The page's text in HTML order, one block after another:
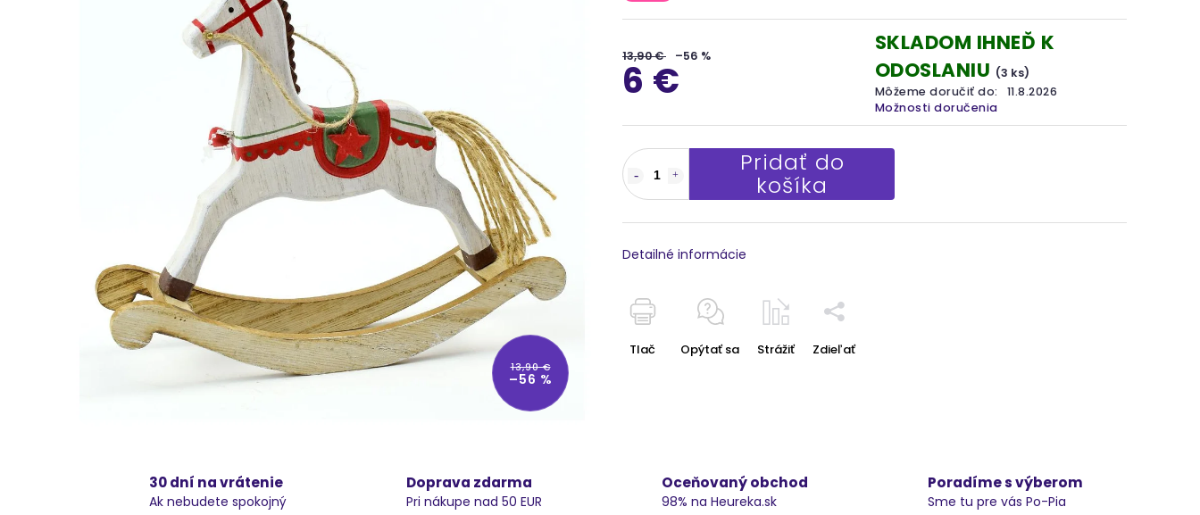
13,90 €
–56 %
13,90 € –56 %
6 €
SKLADOM IHNEĎ K
ODOSLANIU (3 ks)
Môžeme doručiť do:
11.8.2026
Možnosti doručenia
Pridať do
košíka
Detailné informácie
Tlač Opýtať sa Strážiť Zdieľať
30 dní na vrátenie
Ak nebudete spokojný
Doprava zdarma
Pri nákupe nad 50 EUR
Oceňovaný obchod
98% na Heureka.sk
Poradíme s výberom
Sme tu pre vás Po-Pia